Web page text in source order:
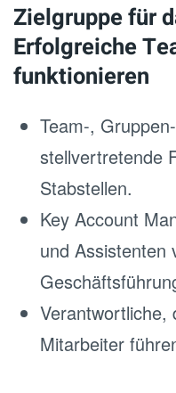
Zielgruppe für
Erfolgreiche
funktionieren
Team-,
stellvertretende
Stabstellen.
Key Account
und Assistenten
Verantwortliche,
Mitarbeiter